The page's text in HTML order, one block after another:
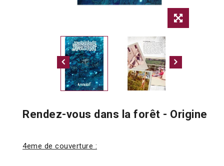
Rendez-vous dans la forêt - Origine
4eme de couverture :